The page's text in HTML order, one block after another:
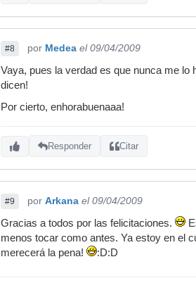
#8 por Medea el 09/04/2009
Vaya, pues la verdad es que nunca me lo
dicen!
Por cierto, enhorabuenaaa!
Responder Citar
#9 por Arkana el 09/04/2009
Gracias a todos por las felicitaciones.
menos tocar como antes. Ya estoy en el
merecerá la pena!
:D:D